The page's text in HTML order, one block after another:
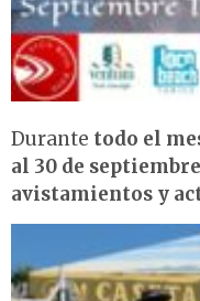
Durante todo el
al 30 de septiembre
avistamientos y